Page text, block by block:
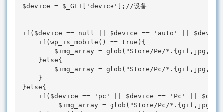
$device = $_GET['device'];//设备
if($device == null || $device == 'auto' || $device
    if(wp_is_mobile() == true){
$img_array = glob("Store/Pe/
    }else{
$img_array = glob("Store/Pc/
    }
}else{
if($device == 'pc' || $device == 'Pc' ||
$img_array = glob("Store/Pc/